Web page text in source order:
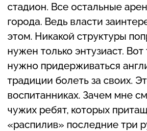
стадион. Все остальные
города. Ведь власти
этом. Никакой структуры
нужен только энтузиаст. Вот
нужно придерживаться
традиции болеть за своих.
воспитанниках. Зачем мне
чужих ребят, которых
«распилив» последние три